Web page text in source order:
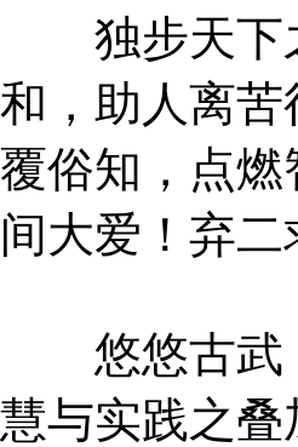
独步天下之
和，助人离
覆俗知，点
间大爱！弃
悠悠古武，
慧与实践之